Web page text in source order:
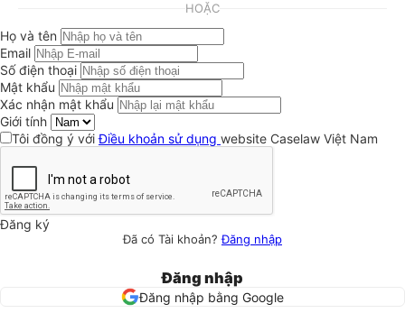
HOẶC
Họ và tên
Email
Số điện thoại
Mật khẩu
Xác nhận mật khẩu
Giới tính
Tôi đồng ý vớiĐiều khoản sử dụng website Caselaw Việt Nam
Đăng ký
Đã có Tài khoản?Đăng nhập
Đăng nhập
Đăng nhập bằng Google